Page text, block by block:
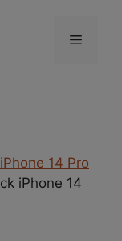
Menü
iPhone 14 Pro
iPhone 14